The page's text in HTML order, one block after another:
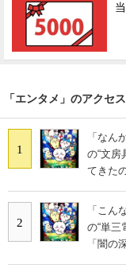
「エンタメ」のアクセ
1
「な
の“文
てきた
2
「こ
の“単
「闇の